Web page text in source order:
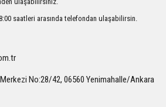
bulunuyor.
daha pahalı.
saatleri arasında telefondan ulaşabilirsin.
No:28/42, 06560 Yenimahalle/Ankara